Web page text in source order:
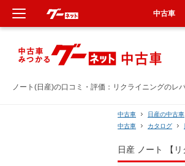
ノート(日産)の口コミ・評価：リクライニングのレ
中古車 日産の中古車
中古車
カタログ
日産 ノート 【
中古車
新車
中古車